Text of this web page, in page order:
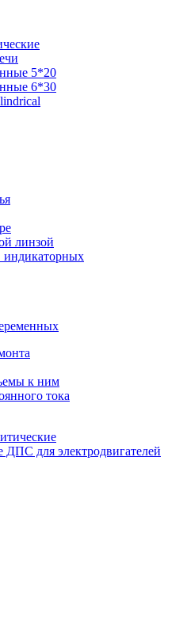
5*20
6*30
линзой
индикаторных
к ним
тока
ДПС для электродвигателей